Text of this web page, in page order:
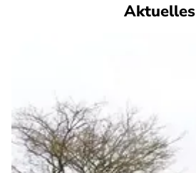
Aktuelles